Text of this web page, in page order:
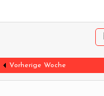
Vorherige Woche